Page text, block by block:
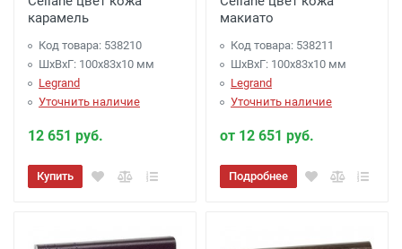
карамель
Код товара: 538210
ШхВхГ: 100x83x10 мм
Legrand
Уточнить наличие
12 651 руб.
Купить
макиато
Код товара: 538211
ШхВхГ: 100x83x10 мм
Legrand
Уточнить наличие
от 12 651 руб.
Подробнее